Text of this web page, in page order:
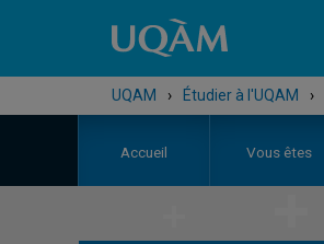
UQAM › Étudier à l'UQAM ›
Accueil Vous êtes